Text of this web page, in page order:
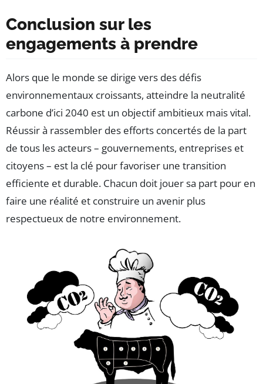
Conclusion sur les
engagements à prendre
Alors que le monde se dirige vers des défis
environnementaux croissants, atteindre la neutralité
carbone d’ici 2040 est un objectif ambitieux mais vital.
Réussir à rassembler des efforts concertés de la part
de tous les acteurs – gouvernements, entreprises et
citoyens – est la clé pour favoriser une transition
efficiente et durable. Chacun doit jouer sa part pour en
faire une réalité et construire un avenir plus
respectueux de notre environnement.